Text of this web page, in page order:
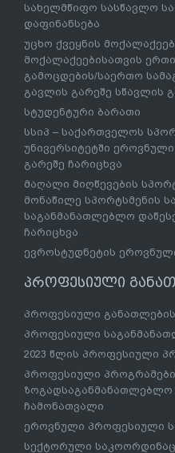
სახელმწიფო სასწავლო
დაფინანსება
უცხო ქვეყნის
მოქალაქეებისათვის
გამოცდების/საერთო
გავლის გარეშე სწავლის
სტუდენტური ბარათი
სსიპ – საქართველოს
უნივერსიტეტში
გარეშე ჩარიცხვა
მაღალი მიღწევების
მონაწილე სპორტსმენის
საგანმანათლებლო
ჩარიცხვა
ევროსტუდნეტის
პროფესიული
პროფესიული
პროფესიული
2023 წლის პროფესიული
პროფესიული
ზოგადსაგანმანათლებლო
ჩამონათვალი
ეროვნული პროფესიული
სექტორული